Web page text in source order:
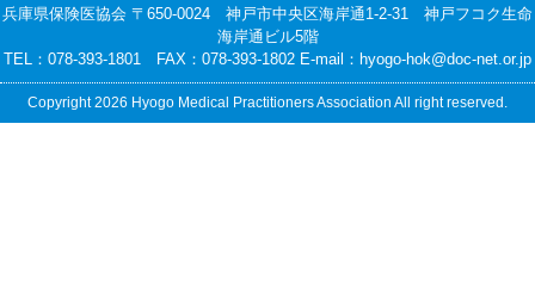
兵庫県保険医協会 〒650-0024 神戸市中央区海岸通1-2-31 神戸フコク生命
海岸通ビル5階
TEL：078-393-1801 FAX：078-393-1802 E-mail： hyogo-hok@doc-net.or.jp
Copyright 2026 Hyogo Medical Practitioners Association All right reserved.